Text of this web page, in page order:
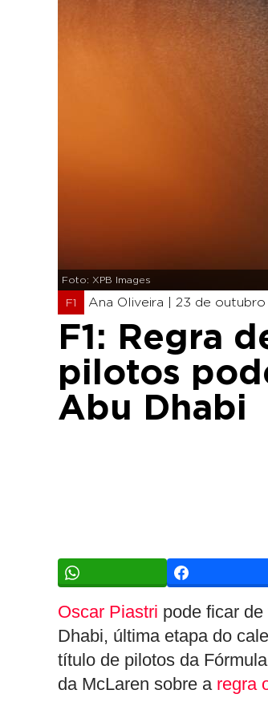
Foto: XPB Images
F1 Ana Oliveira | 23 de outubro
F1: Regra
pilotos
Abu Dhabi
Oscar Piastri pode ficar
Dhabi, última etapa do
título de pilotos da
da McLaren sobre a regra